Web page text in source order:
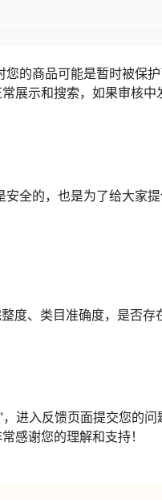
的商品可能是暂时被保
展示和搜索，如果审核中
全的，也是为了给大家
度、类目准确度，是否
进入反馈页面提交您的
感谢您的理解和支持！